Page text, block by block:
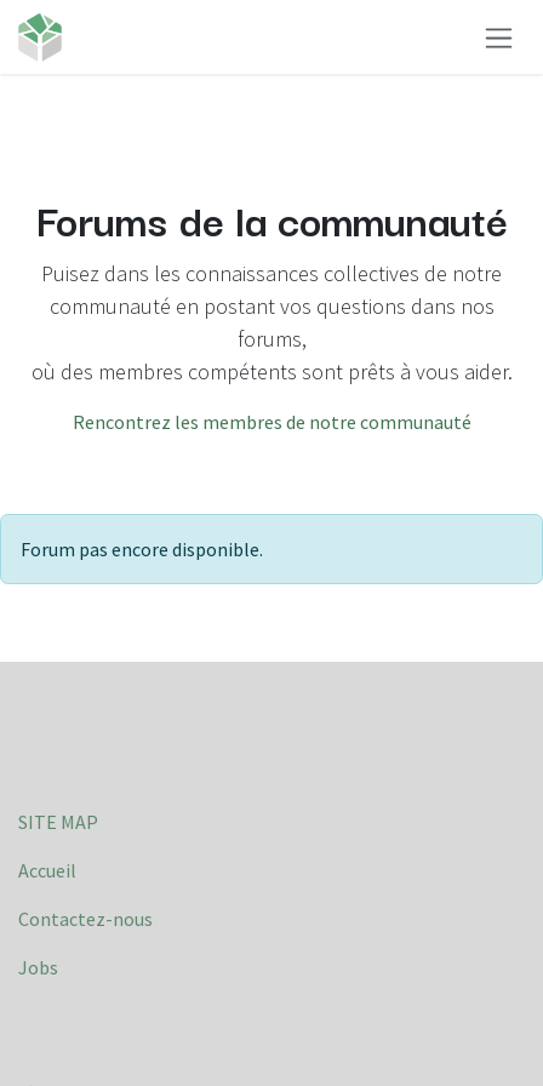
Se rendre au contenu
Forums de la communauté
Puisez dans les connaissances collectives de notre
communauté en postant vos questions dans nos
forums,
où des membres compétents sont prêts à vous aider.
Rencontrez les membres de notre communauté
Forum pas encore disponible.
SITE MAP
Accueil
Contactez-nous
Jobs